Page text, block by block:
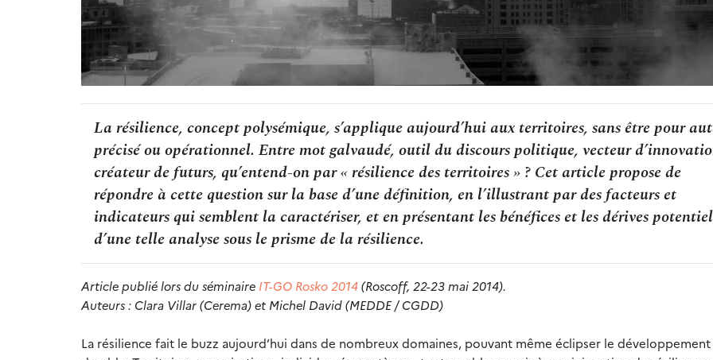
La résilience, concept polysémique, s’applique aujourd’hui aux territoires, sans être pour
précisé ou opérationnel. Entre mot galvaudé, outil du discours politique, vecteur
créateur de futurs, qu’entend-on par « résilience des territoires » ? Cet article propose de
répondre à cette question sur la base d’une définition, en l’illustrant par des facteurs et
indicateurs qui semblent la caractériser, et en présentant les bénéfices et les dérives
d’une telle analyse sous le prisme de la résilience.
Article publié lors du séminaire IT-GO Rosko 2014(Roscoff, 22-23 mai 2014).
Auteurs : Clara Villar (Cerema) et Michel David (MEDDE / CGDD)
La résilience fait le buzz aujourd’hui dans de nombreux domaines, pouvant même éclipser le développement